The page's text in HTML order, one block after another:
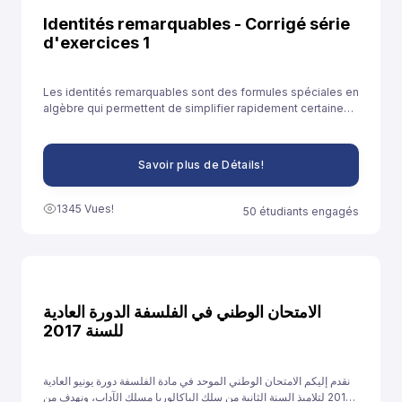
Identités remarquables - Corrigé série
d'exercices 1
Les identités remarquables sont des formules spéciales en
algèbre qui permettent de simplifier rapidement certaines
des expressions ou résoudre des équations plus
facilement.
Savoir plus de Détails!
1345 Vues! 50 étudiants engagés
الامتحان الوطني في الفلسفة الدورة العادية
للسنة 2017
نقدم إليكم الامتحان الوطني الموحد في مادة الفلسفة دورة يونيو العادية
2017 لتلاميذ السنة الثانية من سلك الباكالوريا مسلك الآداب، ونهدف من